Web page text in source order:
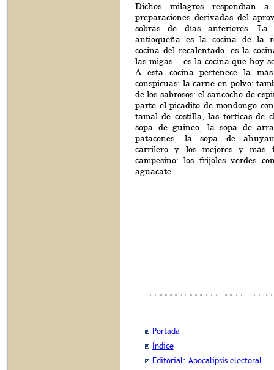
Dichos milagros respondían
preparaciones derivadas del
sobras de días anteriores. La
antioqueña es la cocina de la
cocina del recalentado, es la
las migas… es la cocina que hoy
A esta cocina pertenece la
conspicuas: la carne en polvo;
de los sabrosos: el sancocho de
parte el picadito de mondongo
tamal de costilla, las torticas de
sopa de guineo, la sopa de
patacones, la sopa de
carrilero y los mejores y más
campesino: los frijoles verdes
aguacate.
Portada
Índice
Editorial: Apocalipsis electoral